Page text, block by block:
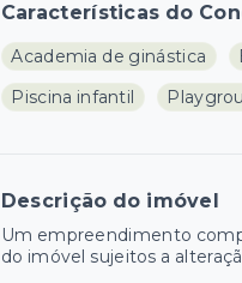
Características do
Academia de ginástica
Piscina infantil
Descrição do imóvel
Um empreendimento
do imóvel sujeitos a